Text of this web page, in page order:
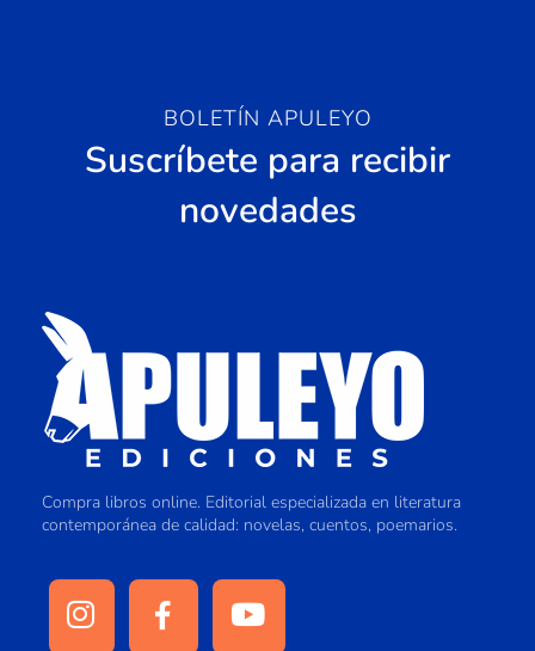
BOLETÍN APULEYO
Suscríbete para recibir
novedades
Compra libros online. Editorial especializada en literatura
contemporánea de calidad: novelas, cuentos, poemarios.